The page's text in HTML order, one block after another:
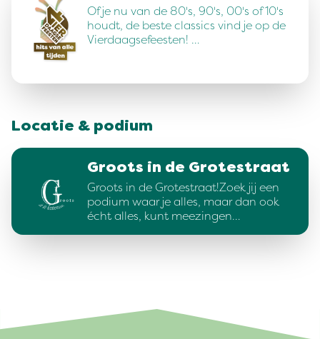
Of je nu van de 80's, 90's, 00's of 10's
houdt, de beste classics vind je op de
Vierdaagsefeesten! …
Locatie & podium
Groots in de Grotestraat
Groots in de Grotestraat!Zoek jij een
podium waar je alles, maar dan ook
écht alles, kunt meezingen…